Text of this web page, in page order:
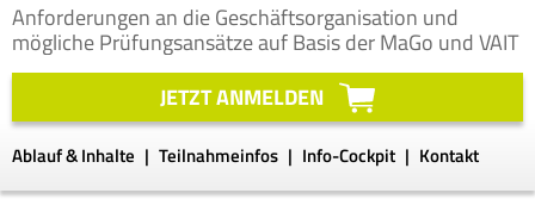
Anforderungen an die Geschäftsorganisation und
mögliche Prüfungsansätze auf Basis der MaGo und VAIT
JETZT ANMELDEN
Ablauf & Inhalte Teilnahmeinfos Info-Cockpit Kontakt